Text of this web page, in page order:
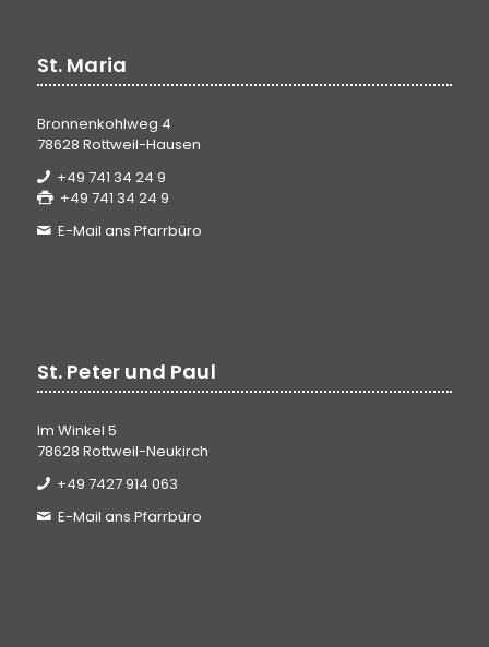
St. Maria
Bronnenkohlweg 4
78628 Rottweil-Hausen
+49 741 34 24 9
+49 741 34 24 9
E-Mail ans Pfarrbüro
St. Peter und Paul
Im Winkel 5
78628 Rottweil-Neukirch
+49 7427 914 063
E-Mail ans Pfarrbüro